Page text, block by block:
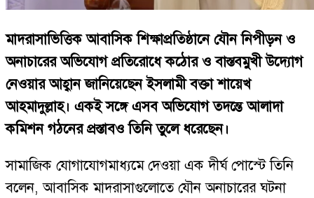
মাদরাসাভিত্তিক আবাসিক শিক্ষাপ্রতিষ্ঠানে যৌন নিপীড়ন ও
অনাচারের অভিযোগ প্রতিরোধে কঠোর ও বাস্তবমুখী উদ্যোগ
নেওয়ার আহ্বান জানিয়েছেন ইসলামী বক্তা শায়েখ
আহমাদুল্লাহ। একই সঙ্গে এসব অভিযোগ তদন্তে আলাদা
কমিশন গঠনের প্রস্তাবও তিনি তুলে ধরেছেন।
সামাজিক যোগাযোগমাধ্যমে দেওয়া এক দীর্ঘ পোস্টে তিনি
বলেন, আবাসিক মাদরাসাগুলোতে যৌন অনাচারের ঘটনা